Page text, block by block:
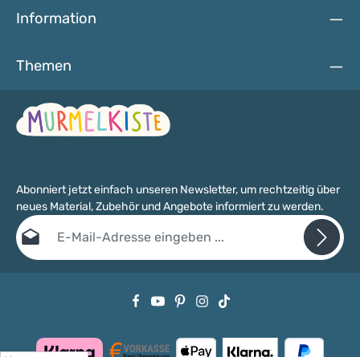
Information
Themen
Abonniert jetzt einfach unseren Newsletter, um rechtzeitig über
neues Material, Zubehör und Angebote informiert zu werden.
E-Mail-Adresse*
Datenschutzbestimmungenzur Kenntnis genommen